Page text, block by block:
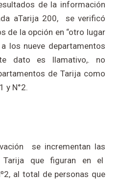
de la información
aTarija 200, se verificó
de la opción en “otro lugar
los nueve departamentos
dato es llamativo,. no
de Tarija como
y N°2.
se incrementan las
Tarija que figuran en el
al total de personas que